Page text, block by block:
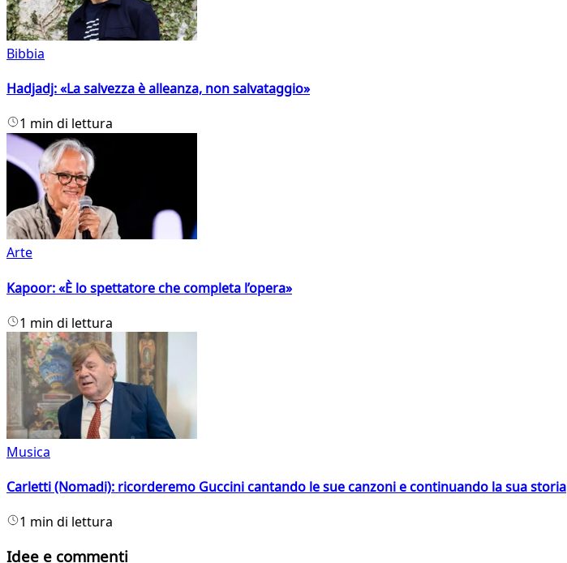
Bibbia
Hadjadj: «La salvezza è alleanza, non salvataggio»
1 min di lettura
Arte
Kapoor: «È lo spettatore che completa l’opera»
1 min di lettura
Musica
Carletti (Nomadi): ricorderemo Guccini cantando le sue canzoni e continuando la sua storia
1 min di lettura
Idee e commenti